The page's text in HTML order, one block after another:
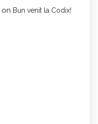
on Bun venit la Codix!